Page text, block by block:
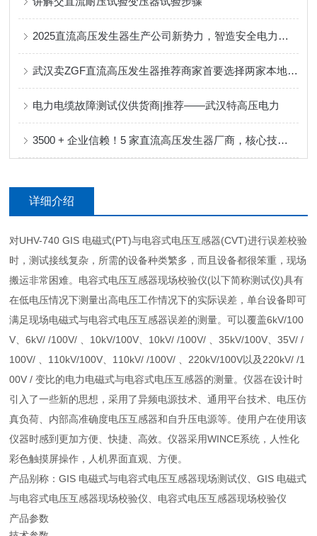
2025直流高压发生器生产公司新势力，智造安全电力检测装备
武汉卖ZGF直流高压发生器推荐商家首要选择两家本地口碑厂商
电力电缆故障测试仪供货商|推荐——武汉特高压电力
3500 + 企业信赖！5 家直流高压发生器厂商，核心技术领pao同行
详细介绍
对UHV-740 GIS 电磁式(PT)与电容式电压互感器(CVT)进行误差校验
时，测试接线复杂，所需的设备种类繁多，而且设备都很笨重，现场
搬运非常困难。电容式电压互感器现场校验仪(以下简称测试仪)具有
在低电压情况下测量出高电压工作情况下的实际误差，单台设备即可
满足现场电磁式与电容式电压互感器误差的测量。可以覆盖6kV/100
V、6kV/ /100V/ 、10kV/100V、10kV/ /100V/ 、35kV/100V、35V/ /
100V/ 、110kV/100V、110kV/ /100V/ 、220kV/100V以及220kV/ /1
00V / 变比的电力电磁式与电容式电压互感器的测量。仪器在设计时
引入了一些新的思想，采用了异频电源技术、通用平台技术、电压仿
真负荷、内部高准确度电压互感器和自升压电源等。使用户在使用该
仪器时感到更加方便、快捷、高效。仪器采用WINCE系统，人性化
彩色触摸屏操作，人机界面直观、方便。
产品别称：GIS 电磁式与电容式电压互感器现场测试仪、GIS 电磁式
与电容式电压互感器现场校验仪、电容式电压互感器现场校验仪
产品参数